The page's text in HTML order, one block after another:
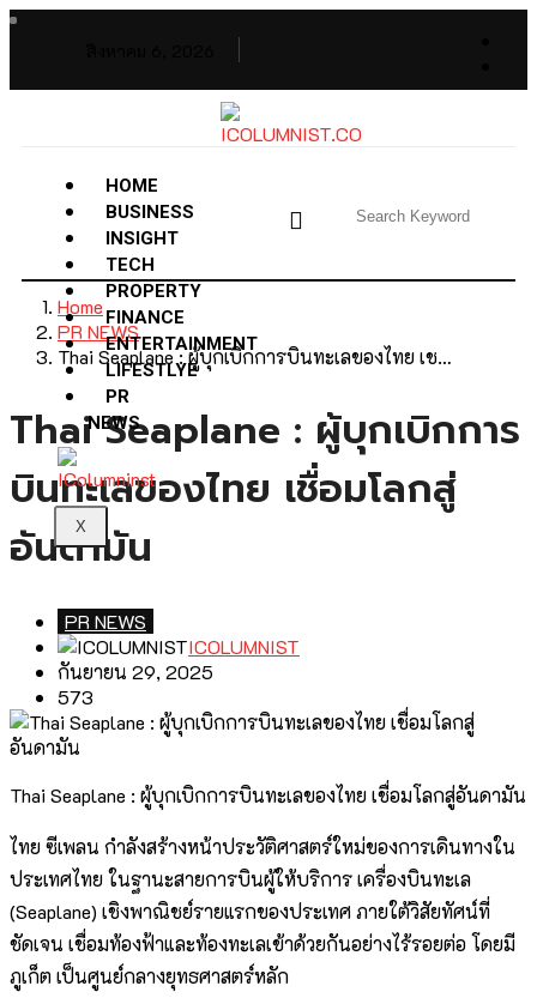
HOME
BUSINESS
INSIGHT
TECH
PROPERTY
FINANCE
ENTERTAINMENT
LIFESTLYE
PR
NEWS
X
Home
PR NEWS
Thai Seaplane : ผู้บุกเบิกการบินทะเลของไทย เช…
Thai Seaplane : ผู้บุกเบิกการ
บินทะเลของไทย เชื่อมโลกสู่
อันดามัน
PR NEWS
ICOLUMNIST
กันยายน 29, 2025
573
Thai Seaplane : ผู้บุกเบิกการบินทะเลของไทย เชื่อมโลกสู่อันดามัน
ไทย ซีเพลน กำลังสร้างหน้าประวัติศาสตร์ใหม่ของการเดินทางใน
ประเทศไทย ในฐานะสายการบินผู้ให้บริการ เครื่องบินทะเล
(Seaplane) เชิงพาณิชย์รายแรกของประเทศ ภายใต้วิสัยทัศน์ที่
ชัดเจน เชื่อมท้องฟ้าและท้องทะเลเข้าด้วยกันอย่างไร้รอยต่อ โดยมี
ภูเก็ต เป็นศูนย์กลางยุทธศาสตร์หลัก